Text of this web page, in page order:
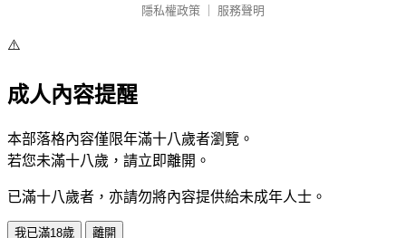
隱私權政策
服務聲明
⚠️
成人內容提醒
本部落格內容僅限年滿十八歲者瀏覽。
若您未滿十八歲，請立即離開。
已滿十八歲者，亦請勿將內容提供給未成年人士。
我已滿18歲 離開